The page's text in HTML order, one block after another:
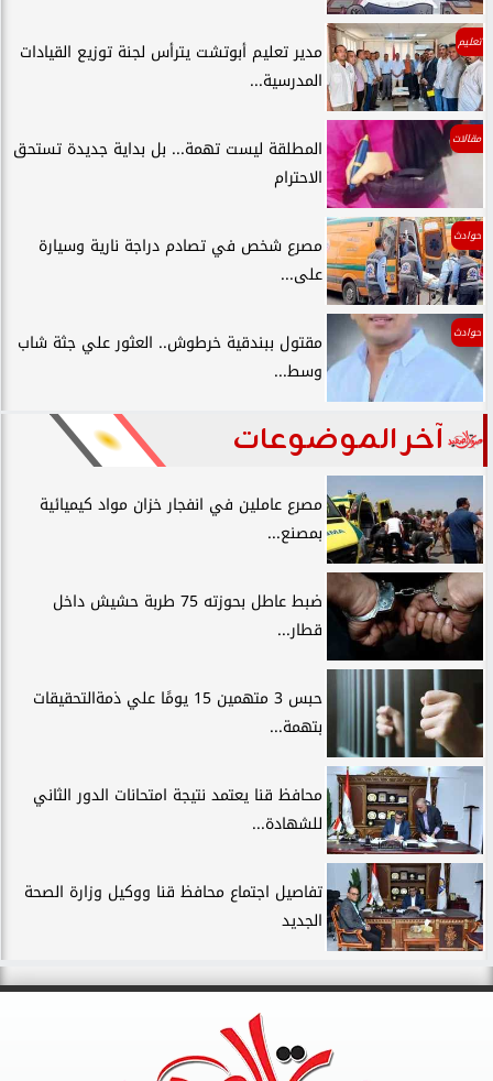
تعليم
مدير تعليم أبوتشت يترأس لجنة توزيع القيادات
المدرسية...
مقالات
المطلقة ليست تهمة... بل بداية جديدة تستحق
الاحترام
حوادث
مصرع شخص في تصادم دراجة نارية وسيارة
على...
حوادث
مقتول ببندقية خرطوش.. العثور علي جثة شاب
وسط...
آخر الموضوعات
مصرع عاملين في انفجار خزان مواد كيميائية
بمصنع...
ضبط عاطل بحوزته 75 طربة حشيش داخل
قطار...
حبس 3 متهمين 15 يومًا علي ذمةالتحقيقات
بتهمة...
محافظ قنا يعتمد نتيجة امتحانات الدور الثاني
للشهادة...
تفاصيل اجتماع محافظ قنا ووكيل وزارة الصحة
الجديد